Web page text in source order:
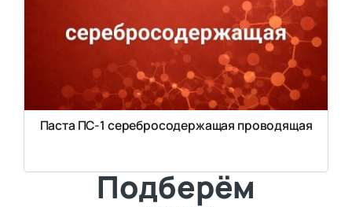
Паста ПС-1 серебросодержащая проводящая
Подберём